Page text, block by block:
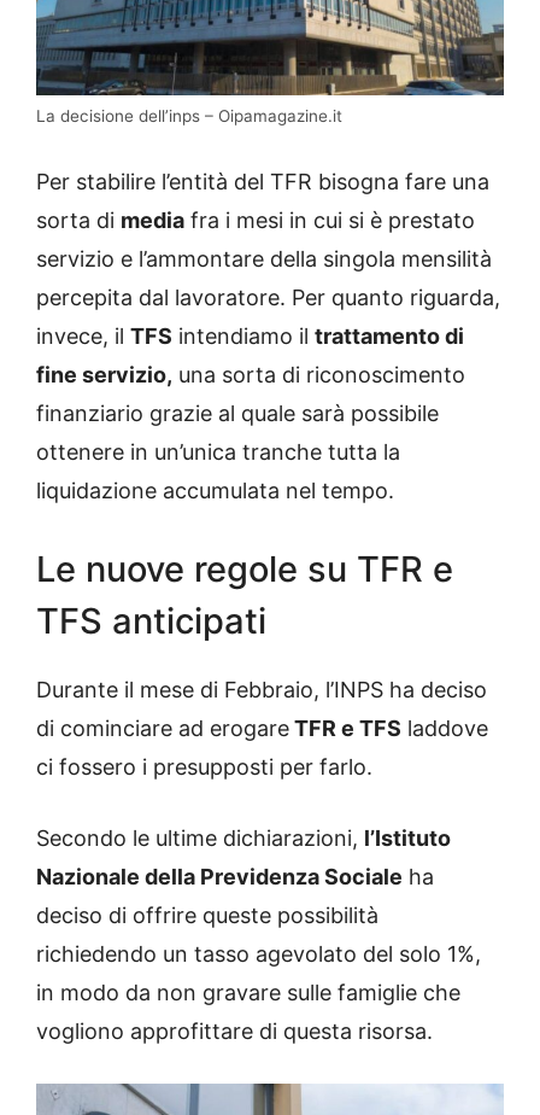
La decisione dell’inps – Oipamagazine.it
Per stabilire l’entità del TFR bisogna fare una
sorta di media fra i mesi in cui si è prestato
servizio e l’ammontare della singola mensilità
percepita dal lavoratore. Per quanto riguarda,
invece, il TFS intendiamo il trattamento di
fine servizio, una sorta di riconoscimento
finanziario grazie al quale sarà possibile
ottenere in un’unica tranche tutta la
liquidazione accumulata nel tempo.
Le nuove regole su TFR e
TFS anticipati
Durante il mese di Febbraio, l’INPS ha deciso
di cominciare ad erogareTFR e TFS laddove
ci fossero i presupposti per farlo.
Secondo le ultime dichiarazioni, l’Istituto
Nazionale della Previdenza Sociale ha
deciso di offrire queste possibilità
richiedendo un tasso agevolato del solo 1%,
in modo da non gravare sulle famiglie che
vogliono approfittare di questa risorsa.